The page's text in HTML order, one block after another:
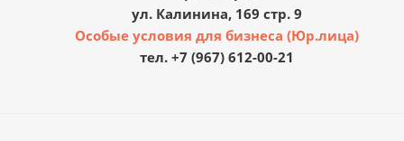
ул. Калинина, 169 стр. 9
Особые условия для бизнеса (Юр.лица)
тел. +7 (967) 612-00-21